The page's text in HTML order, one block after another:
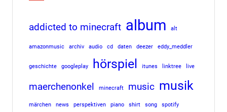
addicted to minecraft album alt
amazonmusic archiv audio cd daten deezer eddy_meddler
geschichte googleplay hörspiel itunes linktree live
maerchenonkel minecraft music musik
märchen news perspektiven piano shirt song spotify